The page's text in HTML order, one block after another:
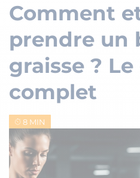
Comment
prendre un
graisse ?
complet
8 MIN